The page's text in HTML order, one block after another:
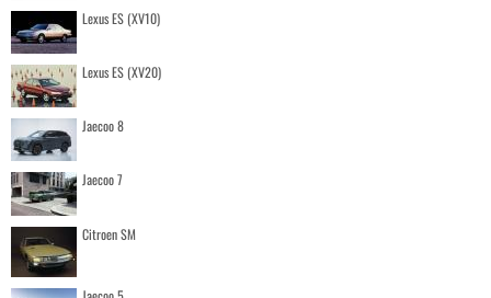
Lexus ES (XV10)
Lexus ES (XV20)
Jaecoo 8
Jaecoo 7
Citroen SM